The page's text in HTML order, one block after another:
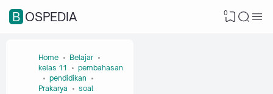
BOSPEDIA 0
Home
Belajar
kelas 11
pembahasan
pendidikan
Prakarya
soal